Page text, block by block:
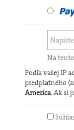
Na
Podľa vašej IP
predplatného
America. Ak si